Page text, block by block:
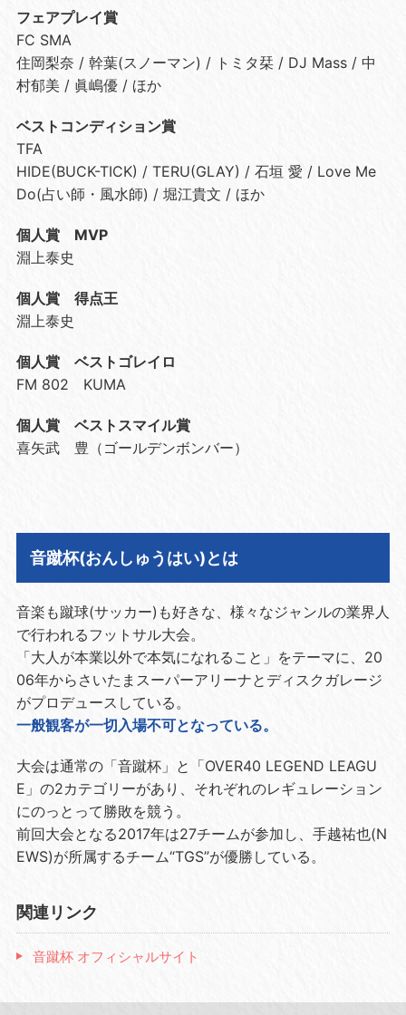
フェアプレイ賞
FC SMA
住岡梨奈 / 幹葉(スノーマン) / トミタ栞 / DJ Mass / 中
村郁美 / 眞嶋優 / ほか
ベストコンディション賞
TFA
HIDE(BUCK-TICK) / TERU(GLAY) / 石垣 愛 / Love Me
Do(占い師・風水師) / 堀江貴文 / ほか
個人賞 MVP
淵上泰史
個人賞 得点王
淵上泰史
個人賞 ベストゴレイロ
FM 802 KUMA
個人賞 ベストスマイル賞
喜矢武 豊（ゴールデンボンバー）
音蹴杯(おんしゅうはい)とは
音楽も蹴球(サッカー)も好きな、様々なジャンルの業界人
で行われるフットサル大会。
「大人が本業以外で本気になれること」をテーマに、20
06年からさいたまスーパーアリーナとディスクガレージ
がプロデュースしている。
一般観客が一切入場不可となっている。
大会は通常の「音蹴杯」と「OVER40 LEGEND LEAGU
E」の2カテゴリーがあり、それぞれのレギュレーション
にのっとって勝敗を競う。
前回大会となる2017年は27チームが参加し、手越祐也(N
EWS)が所属するチーム“TGS”が優勝している。
関連リンク
音蹴杯 オフィシャルサイト